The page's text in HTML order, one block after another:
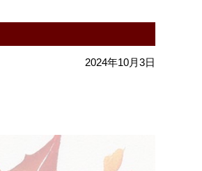
2024年10月3日